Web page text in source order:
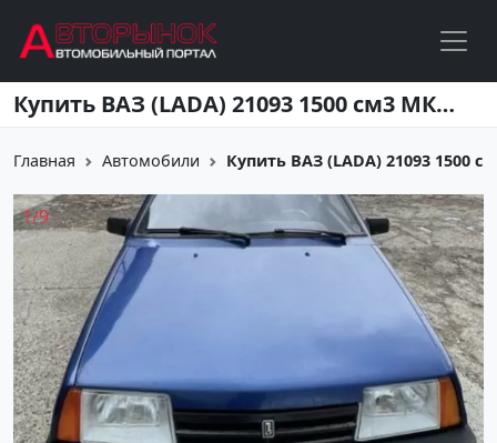
Перейти к основному содержанию Купить ВАЗ (LADA) 21093 1500 см3 МКПП (70 л.с.) Бензин инжектор в Кропоткин: цвет Синий Хетчбэк 1994 года по цене 199000 рублей, объявление №26910 на сайте Авторынок23
Главная Автомобили Купить ВАЗ (LADA) 21093 1500
1/9